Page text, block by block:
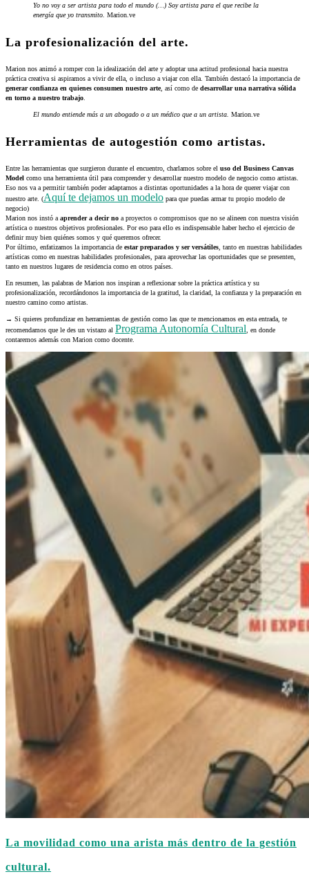
Yo no voy a ser artista para todo el mundo (…) Soy artista para el que recibe la
energía que yo transmito. Marion.ve
La profesionalización del arte.
Marion nos animó a romper con la idealización del arte y adoptar una actitud profesional hacia nuestra
práctica creativa si aspiramos a vivir de ella, o incluso a viajar con ella. También destacó la importancia de
generar confianza en quienes consumen nuestro arte, así como de desarrollar una narrativa sólida
en torno a nuestro trabajo
El mundo entiende más a un abogado o a un médico que a un artista. Marion.ve
Herramientas de autogestión como artistas.
Entre las herramientas que surgieron durante el encuentro, charlamos sobre el uso del Business Canvas
Model como una herramienta útil para comprender y desarrollar nuestro modelo de negocio como artistas.
Eso nos va a permitir también poder adaptarnos a distintas oportunidades a la hora de querer viajar con
nuestro arte. (Aquí te dejamos un modelo para que puedas armar tu propio modelo de
negocio)
Marion nos instó a aprender a decir no a proyectos o compromisos que no se alineen con nuestra visión
artística o nuestros objetivos profesionales. Por eso para ello es indispensable haber hecho el ejercicio de
definir muy bien quiénes somos y qué queremos ofrecer.
Por último, enfatizamos la importancia de estar preparados y ser versátiles , tanto en nuestras habilidades
artísticas como en nuestras habilidades profesionales, para aprovechar las oportunidades que se presenten,
tanto en nuestros lugares de residencia como en otros países.
En resumen, las palabras de Marion nos inspiran a reflexionar sobre la práctica artística y su
profesionalización, recordándonos la importancia de la gratitud, la claridad, la confianza y la preparación en
nuestro camino como artistas.
→ Si quieres profundizar en herramientas de gestión como las que te mencionamos en esta entrada, te
recomendamos que le des un vistazo al Programa Autonomía Cultural , en donde
contaremos además con Marion como docente.
La movilidad como una arista más dentro de la gestión
cultural.